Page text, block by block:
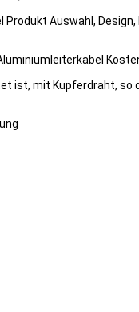
Auswahl,
ist, mit Kupferdraht, so